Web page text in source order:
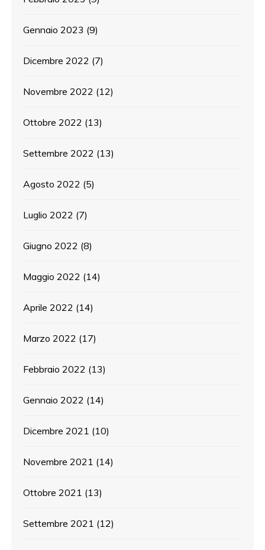
Gennaio 2023 (9)
Dicembre 2022 (7)
Novembre 2022 (12)
Ottobre 2022 (13)
Settembre 2022 (13)
Agosto 2022 (5)
Luglio 2022 (7)
Giugno 2022 (8)
Maggio 2022 (14)
Aprile 2022 (14)
Marzo 2022 (17)
Febbraio 2022 (13)
Gennaio 2022 (14)
Dicembre 2021 (10)
Novembre 2021 (14)
Ottobre 2021 (13)
Settembre 2021 (12)